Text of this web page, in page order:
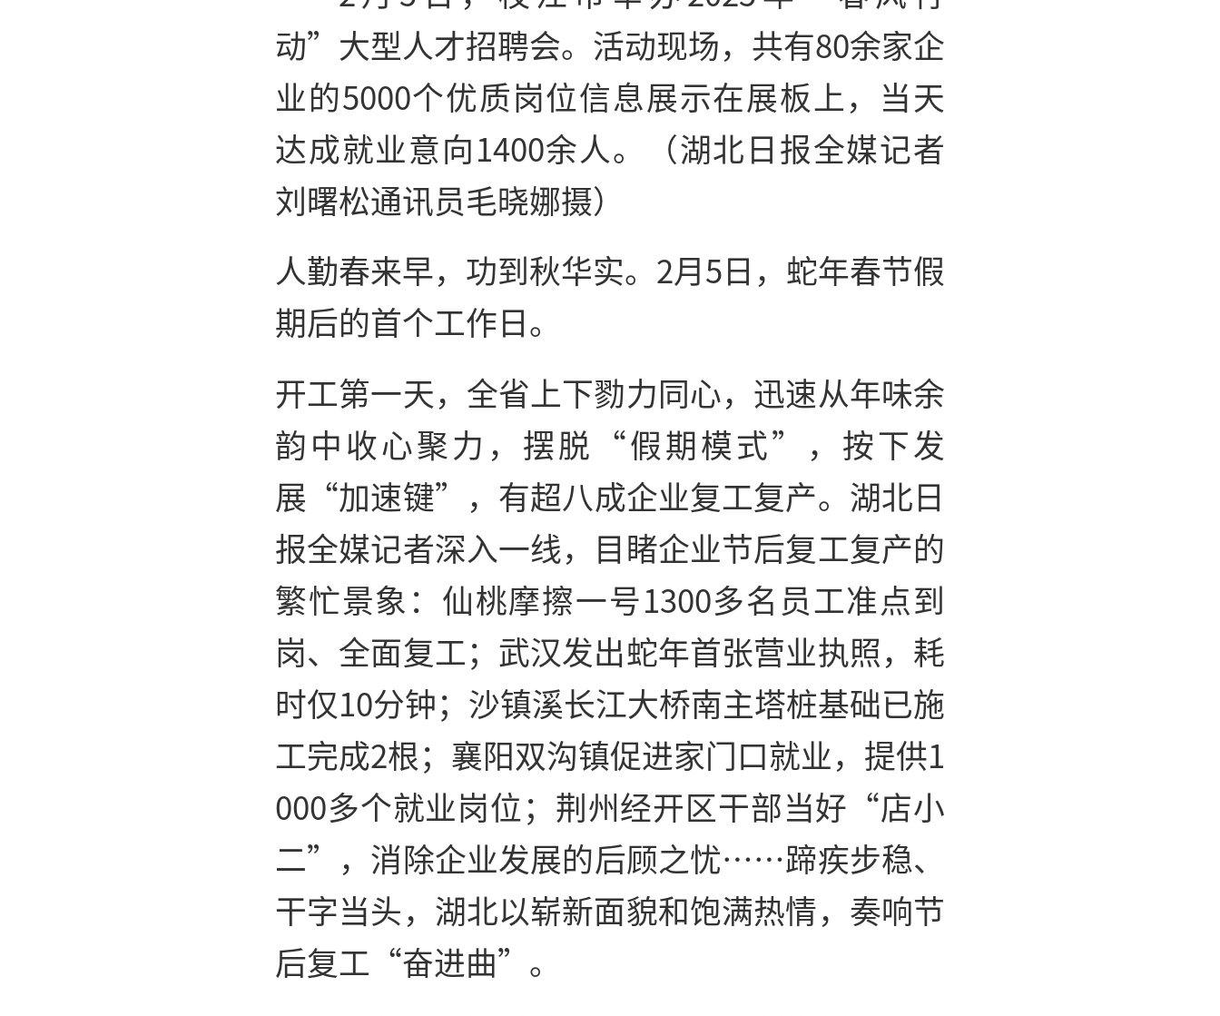
动”大型人才招聘会。活动现场，共有80余家企
业的5000个优质岗位信息展示在展板上，当天
达成就业意向1400余人。（湖北日报全媒记者
刘曙松通讯员毛晓娜摄）
人勤春来早，功到秋华实。2月5日，蛇年春节假
期后的首个工作日。
开工第一天，全省上下勠力同心，迅速从年味余
韵中收心聚力，摆脱“假期模式”，按下发
展“加速键”，有超八成企业复工复产。湖北日
报全媒记者深入一线，目睹企业节后复工复产的
繁忙景象：仙桃摩擦一号1300多名员工准点到
岗、全面复工；武汉发出蛇年首张营业执照，耗
时仅10分钟；沙镇溪长江大桥南主塔桩基础已施
工完成2根；襄阳双沟镇促进家门口就业，提供1
000多个就业岗位；荆州经开区干部当好“店小
二”，消除企业发展的后顾之忧……蹄疾步稳、
干字当头，湖北以崭新面貌和饱满热情，奏响节
后复工“奋进曲”。